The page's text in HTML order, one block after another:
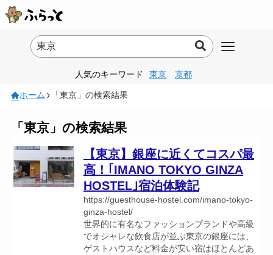
人気のキーワード 東京 京都
ホーム 「東京」の検索結果
「東京」の検索結果
【東京】銀座に近くてコスパ最
高！｢IMANO TOKYO GINZA
HOSTEL｣宿泊体験記
https://guesthouse-hostel.com/imano-tokyo-
ginza-hostel/
世界的に有名なファッションブランドや高級
でオシャレな飲食店が並ぶ東京の銀座には、
ゲストハウスなど料金が安い宿はほとんどあ